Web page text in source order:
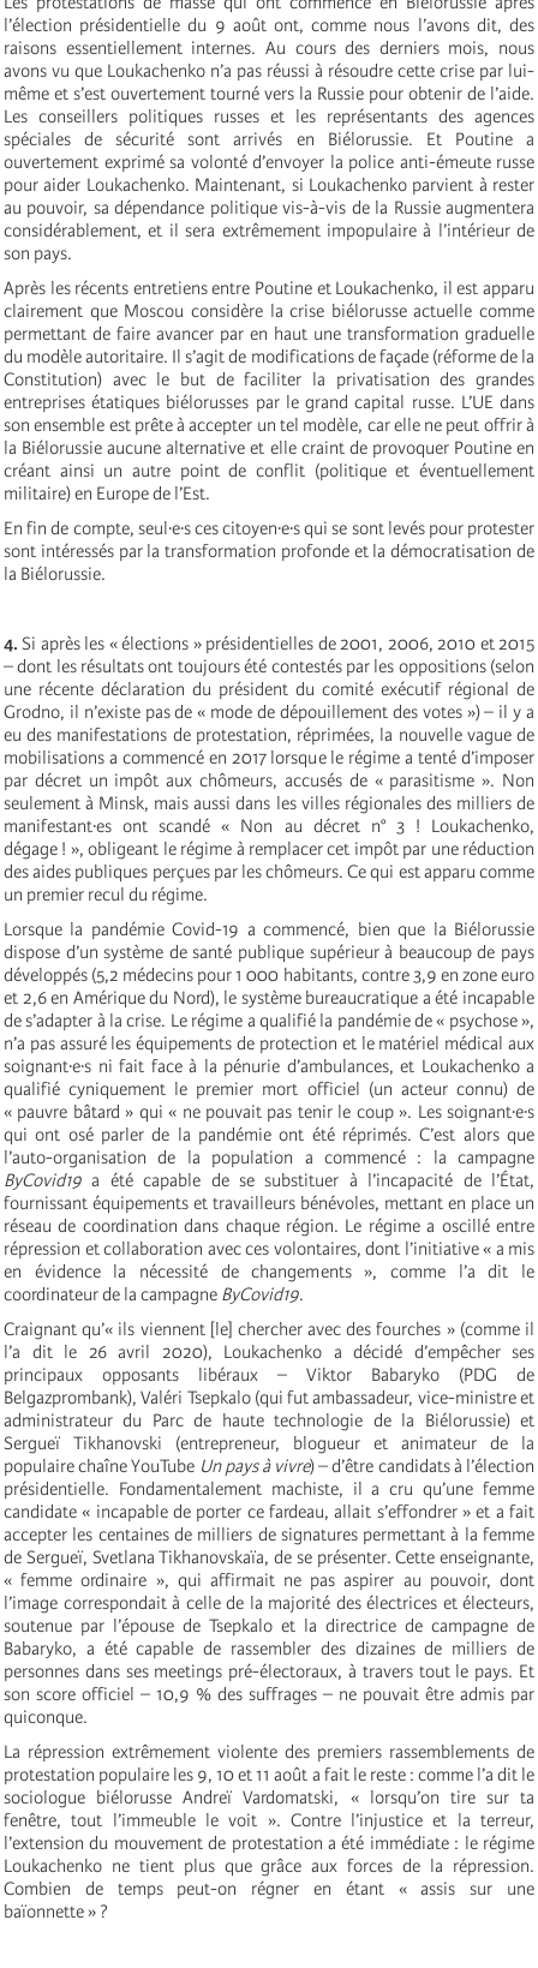
l’élection présidentielle du 9 août ont, comme nous l’avons dit, des
raisons essentiellement internes. Au cours des derniers mois, nous
avons vu que Loukachenko n’a pas réussi à résoudre cette crise par lui-
même et s’est ouvertement tourné vers la Russie pour obtenir de l’aide.
Les conseillers politiques russes et les représentants des agences
spéciales de sécurité sont arrivés en Biélorussie. Et Poutine a
ouvertement exprimé sa volonté d’envoyer la police anti-émeute russe
pour aider Loukachenko. Maintenant, si Loukachenko parvient à rester
au pouvoir, sa dépendance politique vis-à-vis de la Russie augmentera
considérablement, et il sera extrêmement impopulaire à l’intérieur de
son pays.
Après les récents entretiens entre Poutine et Loukachenko, il est apparu
clairement que Moscou considère la crise biélorusse actuelle comme
permettant de faire avancer par en haut une transformation graduelle
du modèle autoritaire. Il s’agit de modifications de façade (réforme de la
Constitution) avec le but de faciliter la privatisation des grandes
entreprises étatiques biélorusses par le grand capital russe. L’UE dans
son ensemble est prête à accepter un tel modèle, car elle ne peut offrir à
la Biélorussie aucune alternative et elle craint de provoquer Poutine en
créant ainsi un autre point de conflit (politique et éventuellement
militaire) en Europe de l’Est.
En fin de compte, seul·e·s ces citoyen·e·s qui se sont levés pour protester
sont intéressés par la transformation profonde et la démocratisation de
la Biélorussie.
4. Si après les « élections » présidentielles de 2001, 2006, 2010 et 2015
– dont les résultats ont toujours été contestés par les oppositions (selon
une récente déclaration du président du comité exécutif régional de
Grodno, il n’existe pas de « mode de dépouillement des votes ») – il y a
eu des manifestations de protestation, réprimées, la nouvelle vague de
mobilisations a commencé en 2017 lorsque le régime a tenté d’imposer
par décret un impôt aux chômeurs, accusés de « parasitisme ». Non
seulement à Minsk, mais aussi dans les villes régionales des milliers de
manifestant·es ont scandé « Non au décret n° 3 ! Loukachenko,
dégage ! », obligeant le régime à remplacer cet impôt par une réduction
des aides publiques perçues par les chômeurs. Ce qui est apparu comme
un premier recul du régime.
Lorsque la pandémie Covid-19 a commencé, bien que la Biélorussie
dispose d’un système de santé publique supérieur à beaucoup de pays
développés (5,2 médecins pour 1 000 habitants, contre 3,9 en zone euro
et 2,6 en Amérique du Nord), le système bureaucratique a été incapable
de s’adapter à la crise. Le régime a qualifié la pandémie de « psychose »,
n’a pas assuré les équipements de protection et le matériel médical aux
soignant∙e∙s ni fait face à la pénurie d’ambulances, et Loukachenko a
qualifié cyniquement le premier mort officiel (un acteur connu) de
« pauvre bâtard » qui « ne pouvait pas tenir le coup ». Les soignant∙e∙s
qui ont osé parler de la pandémie ont été réprimés. C’est alors que
l’auto-organisation de la population a commencé : la campagne
ByCovid19 a été capable de se substituer à l’incapacité de l’État,
fournissant équipements et travailleurs bénévoles, mettant en place un
réseau de coordination dans chaque région. Le régime a oscillé entre
répression et collaboration avec ces volontaires, dont l’initiative « a mis
en évidence la nécessité de changements », comme l’a dit le
coordinateur de la campagne ByCovid19.
Craignant qu’« ils viennent [le] chercher avec des fourches » (comme il
l’a dit le 26 avril 2020), Loukachenko a décidé d’empêcher ses
principaux opposants libéraux – Viktor Babaryko (PDG de
Belgazprombank), Valéri Tsepkalo (qui fut ambassadeur, vice-ministre et
administrateur du Parc de haute technologie de la Biélorussie) et
Sergueï Tikhanovski (entrepreneur, blogueur et animateur de la
populaire chaîne YouTube Un pays à vivre) – d’être candidats à l’élection
présidentielle. Fondamentalement machiste, il a cru qu’une femme
candidate « incapable de porter ce fardeau, allait s’effondrer » et a fait
accepter les centaines de milliers de signatures permettant à la femme
de Sergueï, Svetlana Tikhanovskaïa, de se présenter. Cette enseignante,
« femme ordinaire », qui affirmait ne pas aspirer au pouvoir, dont
l’image correspondait à celle de la majorité des électrices et électeurs,
soutenue par l’épouse de Tsepkalo et la directrice de campagne de
Babaryko, a été capable de rassembler des dizaines de milliers de
personnes dans ses meetings pré-électoraux, à travers tout le pays. Et
son score officiel – 10,9 % des suffrages – ne pouvait être admis par
quiconque.
La répression extrêmement violente des premiers rassemblements de
protestation populaire les 9, 10 et 11 août a fait le reste : comme l’a dit le
sociologue biélorusse Andreï Vardomatski, « lorsqu’on tire sur ta
fenêtre, tout l’immeuble le voit ». Contre l’injustice et la terreur,
l’extension du mouvement de protestation a été immédiate : le régime
Loukachenko ne tient plus que grâce aux forces de la répression.
Combien de temps peut-on régner en étant « assis sur une
baïonnette » ?